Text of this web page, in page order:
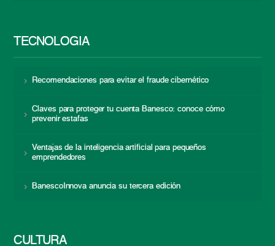
TECNOLOGÍA
Recomendaciones para evitar el fraude cibernético
Claves para proteger tu cuenta Banesco: conoce cómo
prevenir estafas
Ventajas de la inteligencia artificial para pequeños
emprendedores
BanescoInnova anuncia su tercera edición
CULTURA